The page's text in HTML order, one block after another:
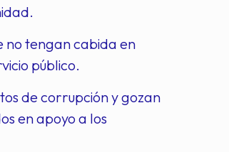
no tengan cabida en
público.
de corrupción y gozan
en apoyo a los